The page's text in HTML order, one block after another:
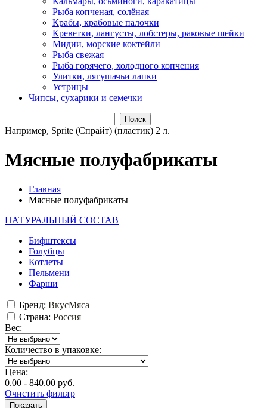
Рыба копченая, солёная
Крабы, крабовые палочки
Креветки, лангусты, лобстеры, раковые шейки
Мидии, морские коктейли
Рыба свежая
Рыба горячего, холодного копчения
Улитки, лягушачьи лапки
Устрицы
Чипсы, сухарики и семечки
Поиск
Например, Sprite (Спрайт) (пластик) 2 л.
Мясные полуфабрикаты
Главная
Мясные полуфабрикаты
НАТУРАЛЬНЫЙ СОСТАВ
Бифштексы
Голубцы
Котлеты
Пельмени
Фарши
Бренд: ВкусМяса
Страна: Россия
Вес:
Количество в упаковке:
Цена:
0.00 - 840.00 руб.
Очистить фильтр